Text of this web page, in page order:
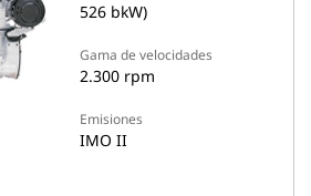
526 bkW)
Gama de velocidades
2.300 rpm
Emisiones
IMO II